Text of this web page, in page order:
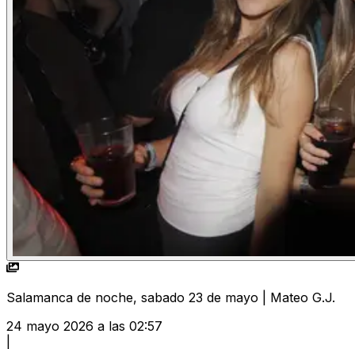
Salamanca de noche, sabado 23 de mayo | Mateo G.J.
24 mayo 2026 a las 02:57